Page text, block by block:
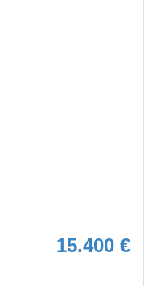
15.400 €